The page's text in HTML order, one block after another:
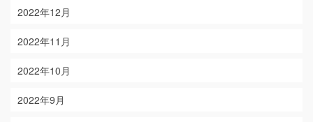
2022年12月
2022年11月
2022年10月
2022年9月